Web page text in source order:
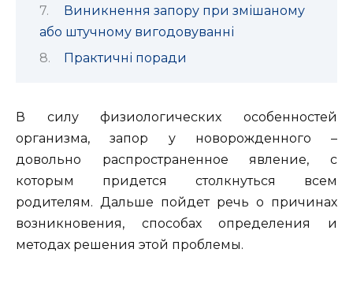
Виникнення запору при змішаному
або штучному вигодовуванні
Практичні поради
В силу физиологических особенностей
организма, запор у новорожденного –
довольно распространенное явление, с
которым придется столкнуться всем
родителям. Дальше пойдет речь о причинах
возникновения, способах определения и
методах решения этой проблемы.